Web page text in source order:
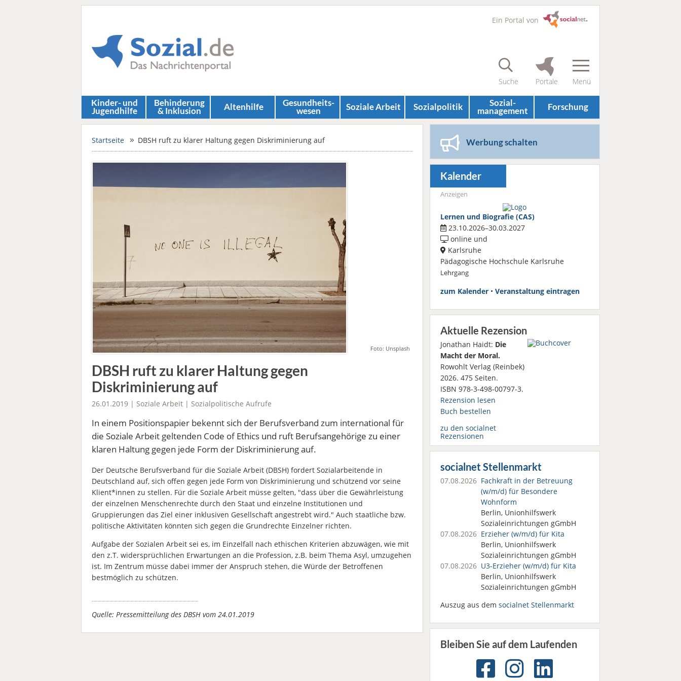
Ein Portal von
Kinder- und
Jugendhilfe
Behinderung
& Inklusion Altenhilfe Gesundheits­
wesen Soziale Arbeit Sozial­politik Sozial­
management Forschung
Startseite DBSH ruft zu klarer Haltung gegen Diskriminierung auf
Foto: Unsplash
DBSH ruft zu klarer Haltung gegen
Diskriminierung auf
26.01.2019 | Soziale Arbeit | Sozialpolitische Aufrufe
In einem Positionspapier bekennt sich der Berufsverband zum international für
die Soziale Arbeit geltenden Code of Ethics und ruft Berufsangehörige zu einer
klaren Haltung gegen jede Form der Diskriminierung auf.
Der Deutsche Berufsverband für die Soziale Arbeit (DBSH) fordert Sozialarbeitende in
Deutschland auf, sich offen gegen jede Form von Diskriminierung und schützend vor seine
Klient*innen zu stellen. Für die Soziale Arbeit müsse gelten, "dass über die Gewährleistung
der einzelnen Menschenrechte durch den Staat und einzelne Institutionen und
Gruppierungen das Ziel einer inklusiven Gesellschaft angestrebt wird." Auch staatliche bzw.
politische Aktivitäten könnten sich gegen die Grundrechte Einzelner richten.
Aufgabe der Sozialen Arbeit sei es, im Einzelfall nach ethischen Kriterien abzuwägen, wie mit
den z.T. widersprüchlichen Erwartungen an die Profession, z.B. beim Thema Asyl, umzugehen
ist. Im Zentrum müsse dabei immer der Anspruch stehen, die Würde der Betroffenen
bestmöglich zu schützen.
Quelle: Pressemitteilung des DBSH vom 24.01.2019
Werbung schalten
Kalender
Anzeigen
Lernen und Biografie (CAS)
23.10.2026–30.03.2027
online und
Karlsruhe
Pädagogische Hochschule Karlsruhe
Lehrgang
zum Kalender• Veranstaltung eintragen
Aktuelle Rezension
Jonathan Haidt: Die
Macht der Moral.
Rowohlt Verlag (Reinbek)
2026. 475 Seiten.
ISBN 978-3-498-00797-3.
Rezension lesen
Buch bestellen
zu den socialnet
Rezensionen
socialnet Stellenmarkt
07.08.2026 Fachkraft in der Betreuung
(w/m/d) für Besondere
Wohnform
Berlin, Unionhilfswerk
Sozialeinrichtungen gGmbH
07.08.2026 Erzieher (w/m/d) für Kita
Berlin, Unionhilfswerk
Sozialeinrichtungen gGmbH
07.08.2026 U3-Erzieher (w/m/d) für Kita
Berlin, Unionhilfswerk
Sozialeinrichtungen gGmbH
Auszug aus dem socialnet Stellenmarkt
Bleiben Sie auf dem Laufenden